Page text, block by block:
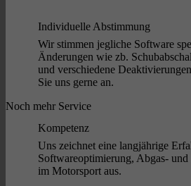
Individuelle Abstimmung
Wir stimmen jegliche Software
Änderungen wie zb.
und verschiedene
Sie uns gerne an.
Noch mehr Service
Kompetenz
Uns zeichnet eine langjährige
Softwareoptimierung, Abgas-
im Motorsport aus.